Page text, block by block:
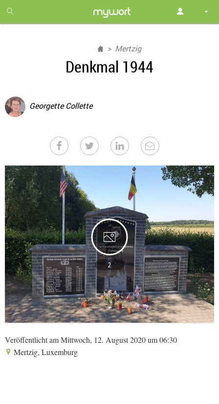
month
free
Mertzig
Denkmal 1944
Georgette Collette
2
Veröffentlicht am Mittwoch, 12. August 2020 um 06:30
Mertzig, Luxemburg